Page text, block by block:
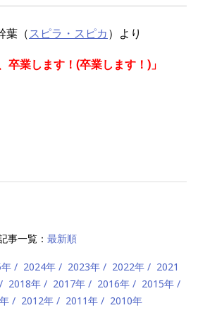
葉（スピラ・スピカ）より
卒業します！(卒業します！) 」
事一覧： 最新順
2024年 2023年 2022年
2021
2018年 2017年 2016年
2015年
2012年 2011年 2010年